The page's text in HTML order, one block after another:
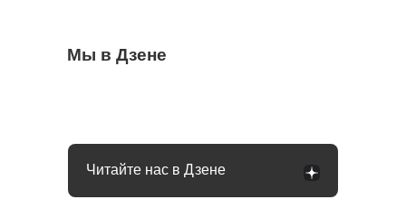
Мы в Дзене
Стиралка больше не прыгает по полу как
бешеная при отжиме: помог простой
С 1 сентября в РФ меняются правила
Омолаживаем огурцы в августе: урожай
Читайте нас в Дзене